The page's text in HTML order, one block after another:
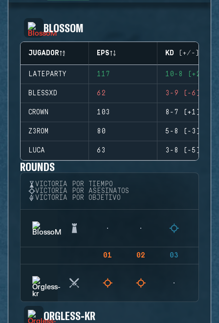
BLOSSOM
JUGADOR EPS KD (+/-)
LATEPARTY 117 10-8 (+2)
BLESSXD 62 3-9 (-6)
CROWN 103 8-7 (+1)
Z3ROM 80 5-8 (-3)
LUCA 63 3-8 (-5)
ROUNDS
VICTORIA POR TIEMPO
VICTORIA POR ASESINATOS
VICTORIA POR OBJETIVO
01 02 03
ORGLESS-KR